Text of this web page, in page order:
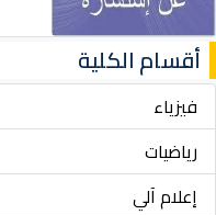
أقسام الكلية
فيزياء
رياضيات
إعلام آلي